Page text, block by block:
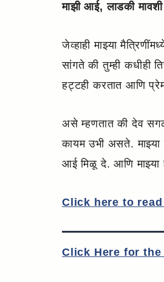
माझी आई, लाडकी
जेव्हाही माझ्या
सांगते की तुम्ही कधीही
हट्टही करतात आणि
असे म्हणतात की देव
कायम उभी असते. माझ्या
आई मिळू दे. आणि
Click here to
Click Here for